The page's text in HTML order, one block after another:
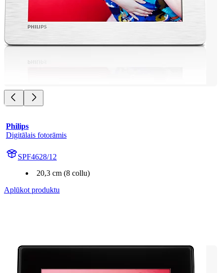
Philips
Digitālais fotorāmis
SPF4628/12
20,3 cm (8 collu)
Aplūkot produktu